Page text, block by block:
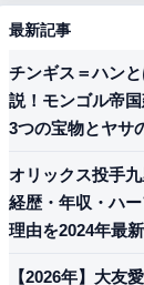
最新記事
チンギス＝ハン
説！モンゴル帝
3つの宝物とヤサ
オリックス投手
経歴・年収・ハ
理由を2024年最
【2026年】大友